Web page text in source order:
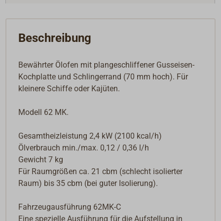
Beschreibung
Bewährter Ölofen mit plangeschliffener Gusseisen-
Kochplatte und Schlingerrand (70 mm hoch). Für
kleinere Schiffe oder Kajüten.
Modell 62 MK.
Gesamtheizleistung 2,4 kW (2100 kcal/h)
Ölverbrauch min./max. 0,12 / 0,36 l/h
Gewicht 7 kg
Für Raumgrößen ca. 21 cbm (schlecht isolierter
Raum) bis 35 cbm (bei guter Isolierung).
Fahrzeugausführung 62MK-C
Eine spezielle Ausführung für die Aufstellung in